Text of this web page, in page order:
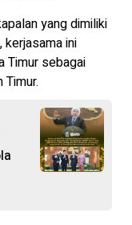
yang dimiliki
kerjasama ini
Timur sebagai